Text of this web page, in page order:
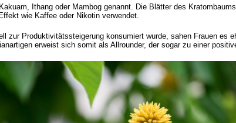
Ithang oder Mambog genannt. Die Blätter des
wie Kaffee oder Nikotin verwendet.
zur Produktivitätssteigerung konsumiert wurde, sahen Frauen es
erweist sich somit als Allrounder, der sogar zu einer